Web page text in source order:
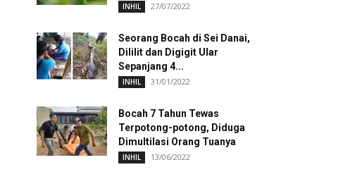
INHIL 27/07/2022
Seorang Bocah di Sei Danai,
Dililit dan Digigit Ular
Sepanjang 4...
INHIL 31/01/2022
Bocah 7 Tahun Tewas
Terpotong-potong, Diduga
Dimultilasi Orang Tuanya
INHIL 13/06/2022